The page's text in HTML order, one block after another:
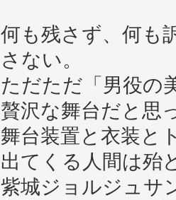
何も残さず、何も
さない。
ただただ「男役の
贅沢な舞台だと思
舞台装置と衣装と
出てくる人間は殆
紫城ジョルジュサ